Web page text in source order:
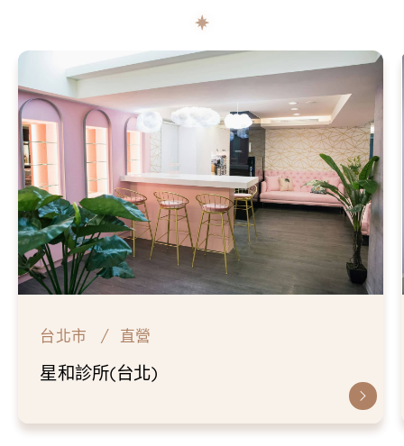
台北市 直營
星和診所(台北)